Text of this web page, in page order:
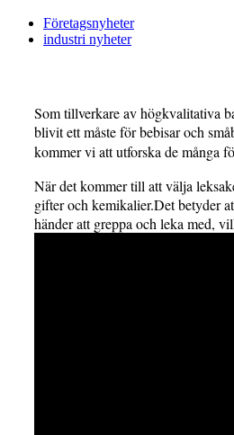
Företagsnyheter
industri nyheter
Som tillverkare av högkvalitativa
blivit ett måste för bebisar och
kommer vi att utforska de många
När det kommer till att välja
gifter och kemikalier.Det betyder
händer att greppa och leka med,